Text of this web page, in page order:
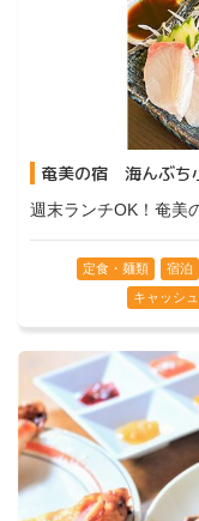
奄美の宿 海んぶち
週末ランチOK！奄美
定食・麺類 宿泊
キャッシ